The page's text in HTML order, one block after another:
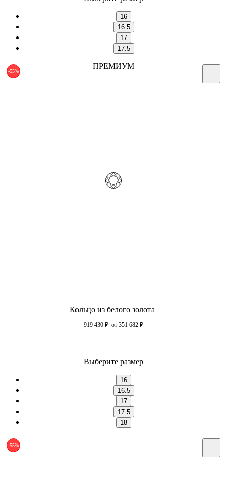
16
16.5
17
17.5
-55%
ПРЕМИУМ
Кольцо из белого золота
919 430 ₽ от 351 682 ₽
Выберите размер
16
16.5
17
17.5
18
-55%